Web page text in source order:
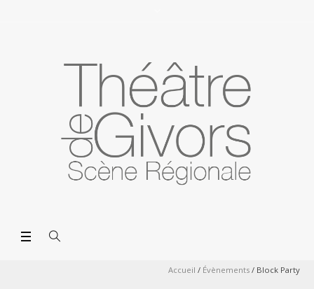
Accueil / Évènements / Block Party